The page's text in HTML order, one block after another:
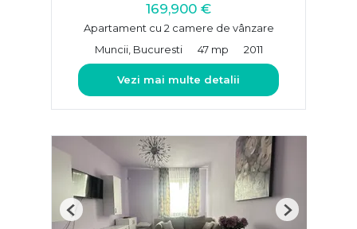
169,900 €
Apartament cu 2 camere de vânzare
Muncii, Bucuresti
47 mp 2011
Vezi mai multe detalii
Previous Next